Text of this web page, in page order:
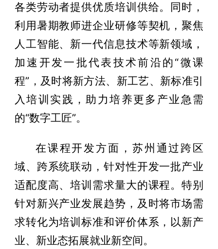
各类劳动者提供优质培训供给。同时，
利用暑期教师进企业研修等契机，聚焦
人工智能、新一代信息技术等新领域，
加速开发一批代表技术前沿的“微课
程”，及时将新方法、新工艺、新标准引
入培训实践，助力培养更多产业急需
的“数字工匠”。
在课程开发方面，苏州通过跨区
域、跨系统联动，针对性开发一批产业
适配度高、培训需求量大的课程。特别
针对新兴产业发展趋势，及时将市场需
求转化为培训标准和评价体系，以新产
业、新业态拓展就业新空间。